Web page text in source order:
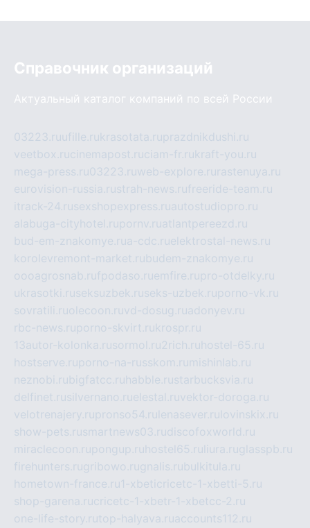
Справочник организаций
Актуальный каталог компаний по всей России
03223.ruufille.rukrasotata.ruprazdnikdushi.ru
veetbox.rucinemapost.ruciam-fr.rukraft-you.ru
mega-press.ru03223.ruweb-explore.ru rastenuya.ru
eurovision-russia.rustrah-news.rufreeride-team.ru
itrack-24.rusexshopexpress.ruautostudiopro.ru
alabuga-cityhotel.rupornv.ruatlantpereezd.ru
bud-em-znakomye.rua-cdc.ruelektrostal-news.ru
korolevremont-market.rubudem-znakomye.ru
oooagrosnab.rufpodaso.ruemfire.rupro-otdelky.ru
ukrasotki.ruseksuzbek.ruseks-uzbek.ruporno-vk.ru
sovratili.ruolecoon.ruvd-dosug.ruadonyev.ru
rbc-news.ruporno-skvirt.rukrospr.ru
13autor-kolonka.rusormol.ru2rich.ru hostel-65.ru
hostserve.ruporno-na-russkom.ru mishinlab.ru
neznobi.rubigfatcc.ru habble.rustarbucksvia.ru
delfinet.rusilvernano.ruelestal.ruvektor-doroga.ru
velotrenajery.rupronso54.ru lenasever.ru lovinskix.ru
show-pets.rusmartnews03.rudiscofoxworld.ru
miraclecoon.rupongup.ru hostel65.ru liura.ruglasspb.ru
firehunters.rugribowo.rugnalis.rubulkitula.ru
hometown-france.ru1-xbeticricetc-1-xbetti-5.ru
shop-garena.rucricetc-1-xbetr-1-xbetcc-2.ru
one-life-story.rutop-halyava.ruaccounts112.ru